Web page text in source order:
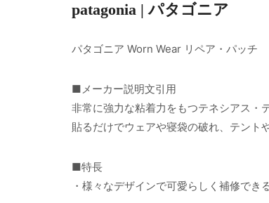
patagonia | パタゴニア
パタゴニア Worn Wear リペア・パッチ
■メーカー説明文引用
非常に強力な粘着力をもつテネシアス・
貼るだけでウェアや寝袋の破れ、テント
■特長
・様々なデザインで可愛らしく補修でき